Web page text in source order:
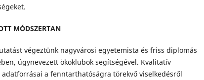
MÓDSZERTAN
végeztünk nagyvárosi egyetemista és friss diplomás
úgynevezett ökoklubok segítségével. Kvalitatív
adatforrásai a fenntarthatóságra törekvő viselkedésről